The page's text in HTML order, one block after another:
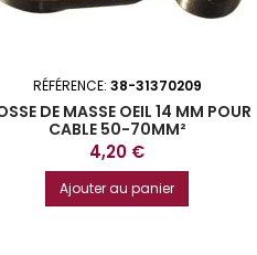
RÉFÉRENCE: 38-31370209
DE MASSE OEIL 14 MM POUR
CABLE 50-70MM²
Prix
4,20 €
Ajouter au panier